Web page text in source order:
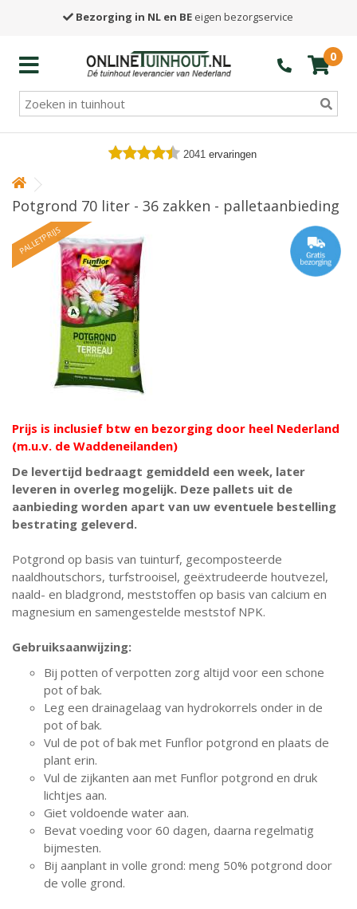
Bezorging in NL en BE eigen bezorgservice
0
2041 ervaringen
Potgrond 70 liter - 36 zakken - palletaanbieding
PALLETPRIJS
Prijs is inclusief btw en bezorging door heel Nederland
(m.u.v. de Waddeneilanden)
De levertijd bedraagt gemiddeld een week, later
leveren in overleg mogelijk. Deze pallets uit de
aanbieding worden apart van uw eventuele bestelling
bestrating geleverd.
Potgrond op basis van tuinturf, gecomposteerde
naaldhoutschors, turfstrooisel, geëxtrudeerde houtvezel,
naald- en bladgrond, meststoffen op basis van calcium en
magnesium en samengestelde meststof NPK.
Gebruiksaanwijzing:
Bij potten of verpotten zorg altijd voor een schone
pot of bak.
Leg een drainagelaag van hydrokorrels onder in de
pot of bak.
Vul de pot of bak met Funflor potgrond en plaats de
plant erin.
Vul de zijkanten aan met Funflor potgrond en druk
lichtjes aan.
Giet voldoende water aan.
Bevat voeding voor 60 dagen, daarna regelmatig
bijmesten.
Bij aanplant in volle grond: meng 50% potgrond door
de volle grond.